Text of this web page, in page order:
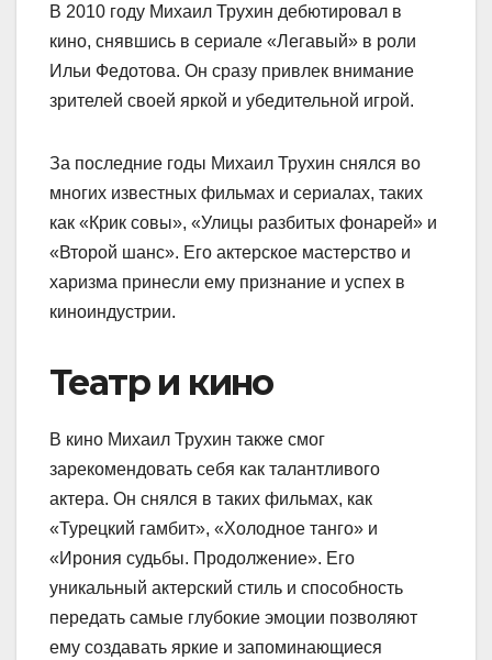
В 2010 году Михаил Трухин дебютировал в
кино, снявшись в сериале «Легавый» в роли
Ильи Федотова. Он сразу привлек внимание
зрителей своей яркой и убедительной игрой.
За последние годы Михаил Трухин снялся во
многих известных фильмах и сериалах, таких
как «Крик совы», «Улицы разбитых фонарей» и
«Второй шанс». Его актерское мастерство и
харизма принесли ему признание и успех в
киноиндустрии.
Театр и кино
В кино Михаил Трухин также смог
зарекомендовать себя как талантливого
актера. Он снялся в таких фильмах, как
«Турецкий гамбит», «Холодное танго» и
«Ирония судьбы. Продолжение». Его
уникальный актерский стиль и способность
передать самые глубокие эмоции позволяют
ему создавать яркие и запоминающиеся